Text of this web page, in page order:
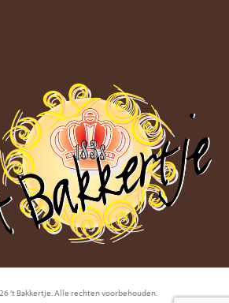
't Bakkertje. Alle rechten voorbehouden.